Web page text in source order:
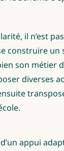
il n’est
construire
son métier
diverses
appui